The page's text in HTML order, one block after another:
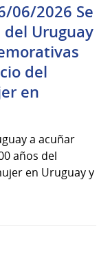
06/2026 Se
Uruguay
del
en
a acuñar
años del
en Uruguay y